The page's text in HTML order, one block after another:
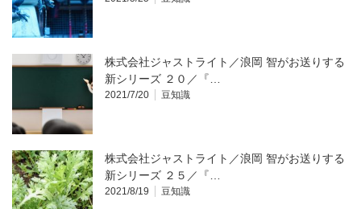
株式会社ジャストライト／浪岡 智がお送りする
新シリーズ ２０／『…
2021/7/20 豆知識
株式会社ジャストライト／浪岡 智がお送りする
新シリーズ ２５／『…
2021/8/19 豆知識